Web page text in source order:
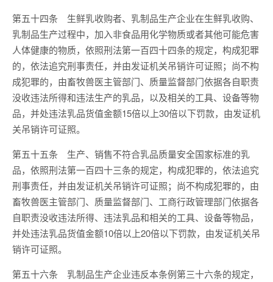
第五十四条 生鲜乳收购者、乳制品生产企业在生鲜乳收购、
乳制品生产过程中，加入非食品用化学物质或者其他可能危害
人体健康的物质，依照刑法第一百四十四条的规定，构成犯罪
的，依法追究刑事责任，并由发证机关吊销许可证照；尚不构
成犯罪的，由畜牧兽医主管部门、质量监督部门依据各自职责
没收违法所得和违法生产的乳品，以及相关的工具、设备等物
品，并处违法乳品货值金额15倍以上30倍以下罚款，由发证机
关吊销许可证照。
第五十五条 生产、销售不符合乳品质量安全国家标准的乳
品，依照刑法第一百四十三条的规定，构成犯罪的，依法追究
刑事责任，并由发证机关吊销许可证照；尚不构成犯罪的，由
畜牧兽医主管部门、质量监督部门、工商行政管理部门依据各
自职责没收违法所得、违法乳品和相关的工具、设备等物品，
并处违法乳品货值金额10倍以上20倍以下罚款，由发证机关吊
销许可证照。
第五十六条 乳制品生产企业违反本条例第三十六条的规定，